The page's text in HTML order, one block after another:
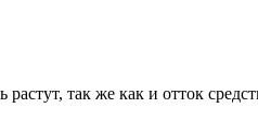
так же как и отток